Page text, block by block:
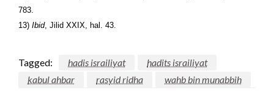
783.
13) Ibid, Jilid XXIX, hal. 43.
Tagged: hadis israiliyat
hadits israiliyat
kabul ahbar
rasyid ridha wahb bin munabbih